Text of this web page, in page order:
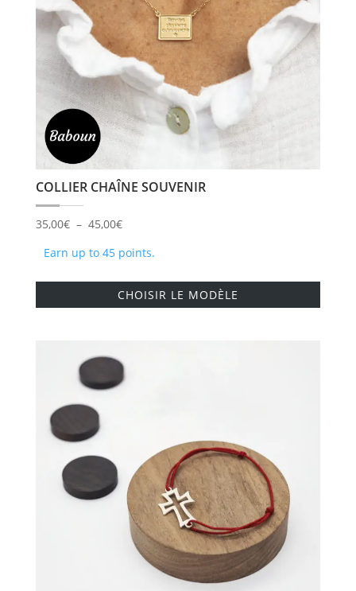
la
COLLIER CHAÎNE SOUVENIR
35,00€ – 45,00€Plage
35,00€
à
Earn up to 45 points.
CHOISIR LE MODÈLE
Ce